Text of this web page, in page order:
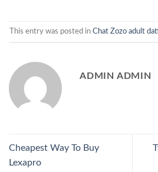
This entry was posted in Chat Zozo adult
ADMIN ADMIN
Cheapest Way To Buy
Lexapro